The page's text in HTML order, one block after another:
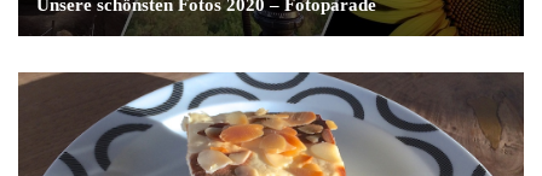
Unsere schönsten Fotos 2020 – Fotoparade